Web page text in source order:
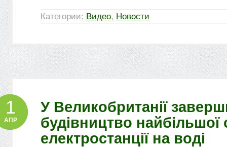
Категории: Видео, Новости
У Великобританії
будівництво найбільшої
електростанції на воді
1
АПР